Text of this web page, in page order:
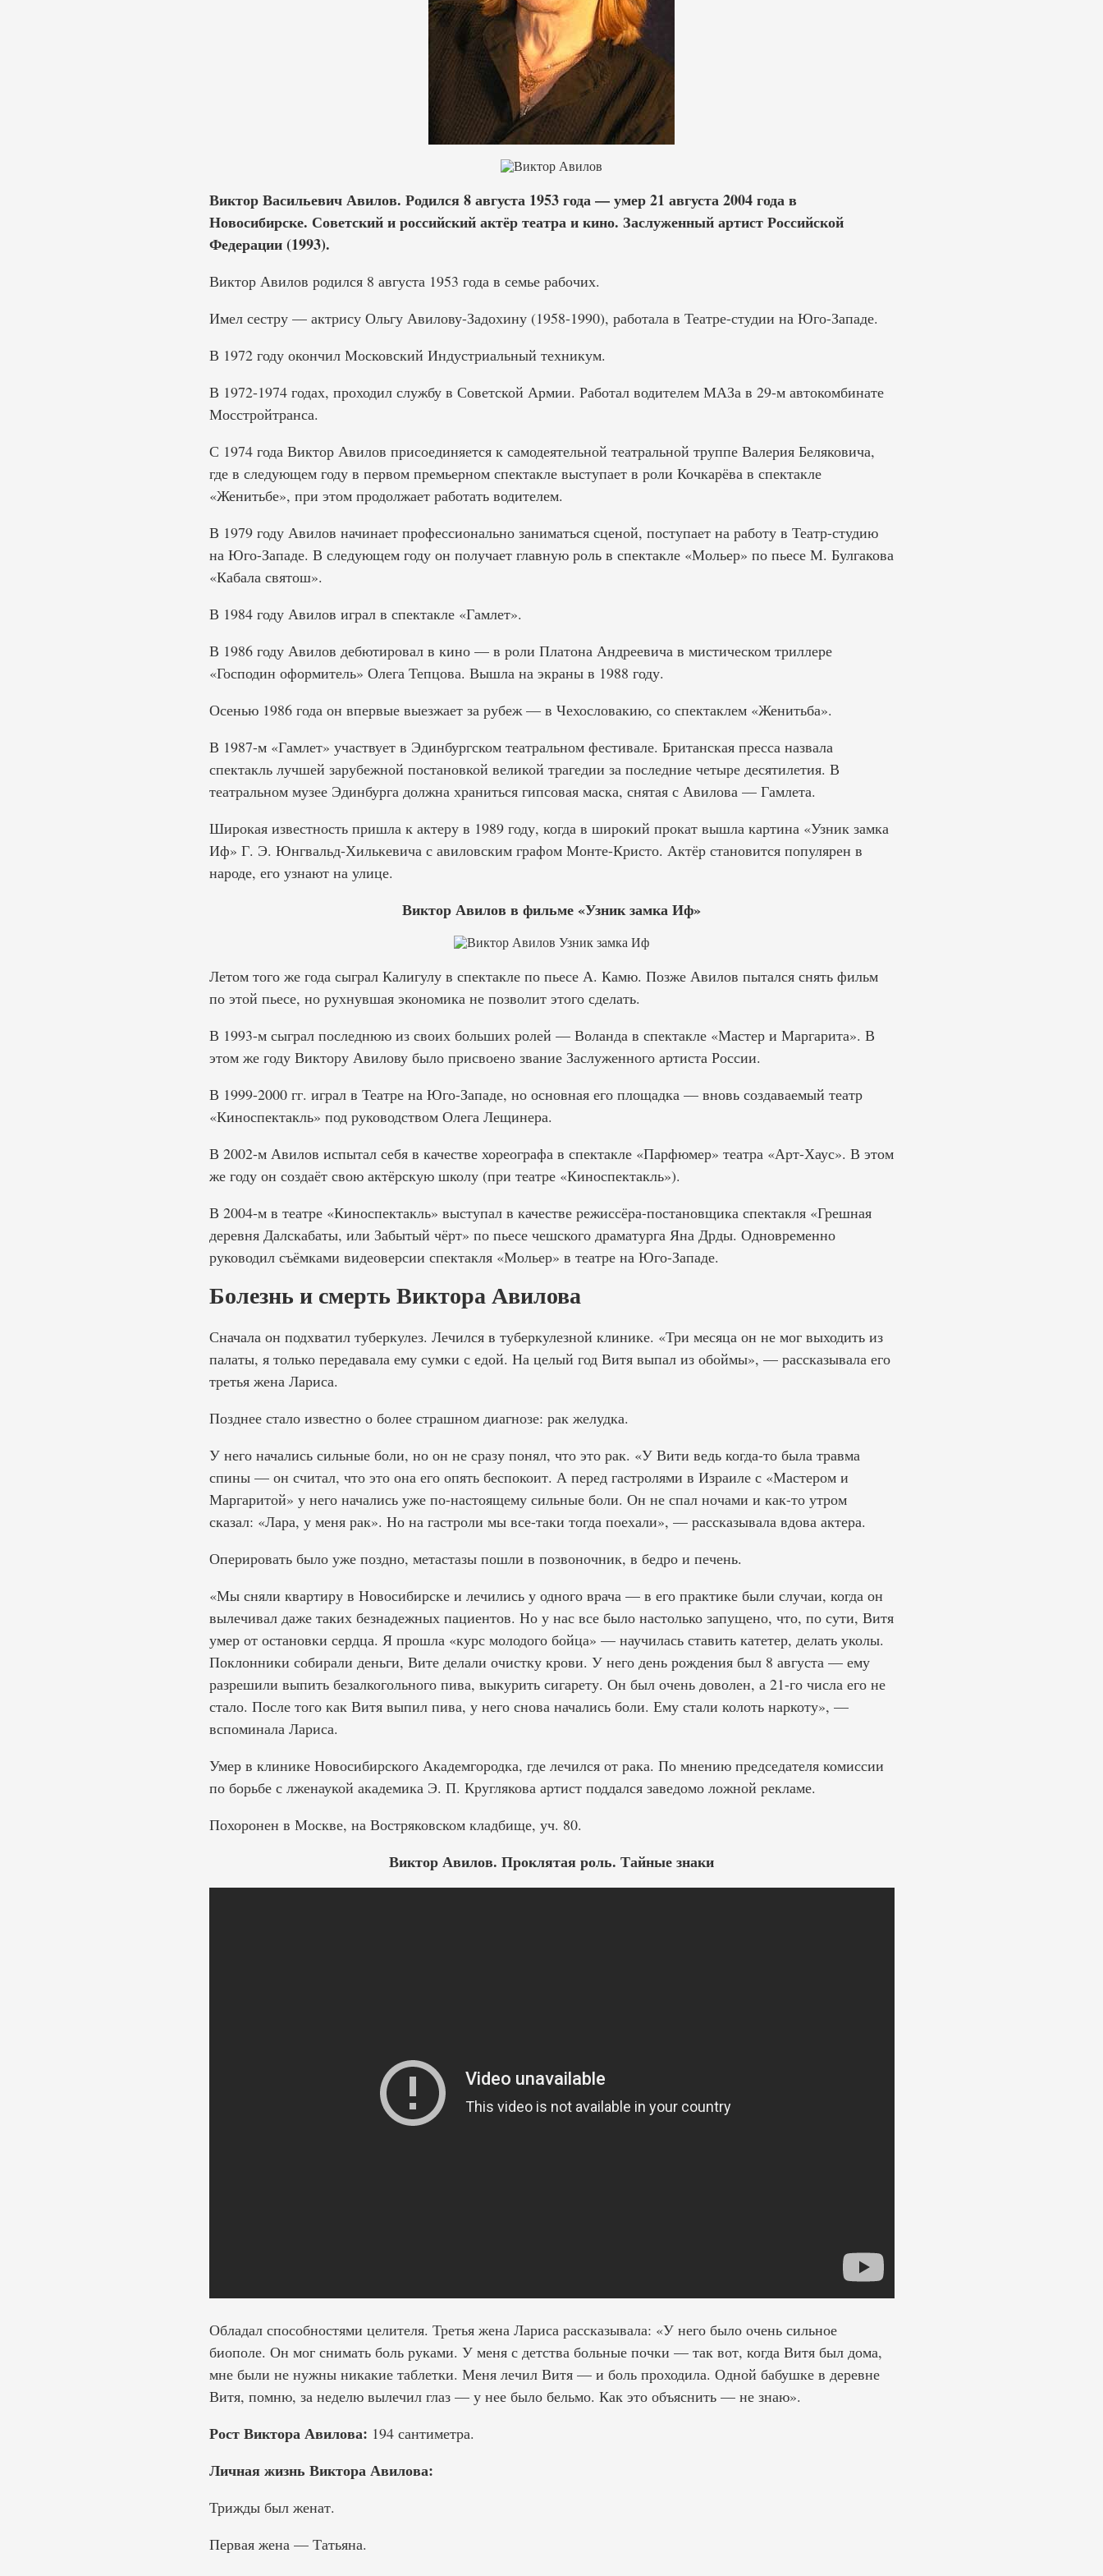
Виктор Васильевич Авилов. Родился 8 августа 1953 года — умер 21 августа 2004 года в
Новосибирске. Советский и российский актёр театра и кино. Заслуженный артист Российской
Федерации (1993).
Виктор Авилов родился 8 августа 1953 года в семье рабочих.
Имел сестру — актрису Ольгу Авилову-Задохину (1958-1990), работала в Театре-студии на Юго-Западе.
В 1972 году окончил Московский Индустриальный техникум.
В 1972-1974 годах, проходил службу в Советской Армии. Работал водителем МАЗа в 29-м автокомбинате
Мосстройтранса.
С 1974 года Виктор Авилов присоединяется к самодеятельной театральной труппе Валерия Беляковича,
где в следующем году в первом премьерном спектакле выступает в роли Кочкарёва в спектакле
«Женитьбе», при этом продолжает работать водителем.
В 1979 году Авилов начинает профессионально заниматься сценой, поступает на работу в Театр-студию
на Юго-Западе. В следующем году он получает главную роль в спектакле «Мольер» по пьесе М. Булгакова
«Кабала святош».
В 1984 году Авилов играл в спектакле «Гамлет».
В 1986 году Авилов дебютировал в кино — в роли Платона Андреевича в мистическом триллере
«Господин оформитель» Олега Тепцова. Вышла на экраны в 1988 году.
Осенью 1986 года он впервые выезжает за рубеж — в Чехословакию, со спектаклем «Женитьба».
В 1987-м «Гамлет» участвует в Эдинбургском театральном фестивале. Британская пресса назвала
спектакль лучшей зарубежной постановкой великой трагедии за последние четыре десятилетия. В
театральном музее Эдинбурга должна храниться гипсовая маска, снятая с Авилова — Гамлета.
Широкая известность пришла к актеру в 1989 году, когда в широкий прокат вышла картина «Узник замка
Иф» Г. Э. Юнгвальд-Хилькевича с авиловским графом Монте-Кристо. Актёр становится популярен в
народе, его узнают на улице.
Виктор Авилов в фильме «Узник замка Иф»
Летом того же года сыграл Калигулу в спектакле по пьесе А. Камю. Позже Авилов пытался снять фильм
по этой пьесе, но рухнувшая экономика не позволит этого сделать.
В 1993-м сыграл последнюю из своих больших ролей — Воланда в спектакле «Мастер и Маргарита». В
этом же году Виктору Авилову было присвоено звание Заслуженного артиста России.
В 1999-2000 гг. играл в Театре на Юго-Западе, но основная его площадка — вновь создаваемый театр
«Киноспектакль» под руководством Олега Лещинера.
В 2002-м Авилов испытал себя в качестве хореографа в спектакле «Парфюмер» театра «Арт-Хаус». В этом
же году он создаёт свою актёрскую школу (при театре «Киноспектакль»).
В 2004-м в театре «Киноспектакль» выступал в качестве режиссёра-постановщика спектакля «Грешная
деревня Далскабаты, или Забытый чёрт» по пьесе чешского драматурга Яна Дрды. Одновременно
руководил съёмками видеоверсии спектакля «Мольер» в театре на Юго-Западе.
Болезнь и смерть Виктора Авилова
Сначала он подхватил туберкулез. Лечился в туберкулезной клинике. «Три месяца он не мог выходить из
палаты, я только передавала ему сумки с едой. На целый год Витя выпал из обоймы», — рассказывала его
третья жена Лариса.
Позднее стало известно о более страшном диагнозе: рак желудка.
У него начались сильные боли, но он не сразу понял, что это рак. «У Вити ведь когда-то была травма
спины — он считал, что это она его опять беспокоит. А перед гастролями в Израиле с «Мастером и
Маргаритой» у него начались уже по-настоящему сильные боли. Он не спал ночами и как-то утром
сказал: «Лара, у меня рак». Но на гастроли мы все-таки тогда поехали», — рассказывала вдова актера.
Оперировать было уже поздно, метастазы пошли в позвоночник, в бедро и печень.
«Мы сняли квартиру в Новосибирске и лечились у одного врача — в его практике были случаи, когда он
вылечивал даже таких безнадежных пациентов. Но у нас все было настолько запущено, что, по сути, Витя
умер от остановки сердца. Я прошла «курс молодого бойца» — научилась ставить катетер, делать уколы.
Поклонники собирали деньги, Вите делали очистку крови. У него день рождения был 8 августа — ему
разрешили выпить безалкогольного пива, выкурить сигарету. Он был очень доволен, а 21-го числа его не
стало. После того как Витя выпил пива, у него снова начались боли. Ему стали колоть наркоту», —
вспоминала Лариса.
Умер в клинике Новосибирского Академгородка, где лечился от рака. По мнению председателя комиссии
по борьбе с лженаукой академика Э. П. Круглякова артист поддался заведомо ложной рекламе.
Похоронен в Москве, на Востряковском кладбище, уч. 80.
Виктор Авилов. Проклятая роль. Тайные знаки
Обладал способностями целителя. Третья жена Лариса рассказывала: «У него было очень сильное
биополе. Он мог снимать боль руками. У меня с детства больные почки — так вот, когда Витя был дома,
мне были не нужны никакие таблетки. Меня лечил Витя — и боль проходила. Одной бабушке в деревне
Витя, помню, за неделю вылечил глаз — у нее было бельмо. Как это объяснить — не знаю».
Рост Виктора Авилова: 194 сантиметра.
Личная жизнь Виктора Авилова:
Трижды был женат.
Первая жена — Татьяна.